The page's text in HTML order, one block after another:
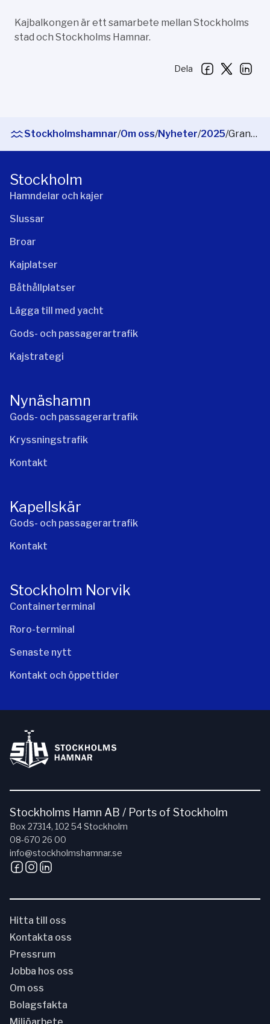
Kajbalkongen är ett samarbete mellan Stockholms
stad och Stockholms Hamnar.
Dela
Stockholmshamnar/Om oss/Nyheter/2025/ Granar blir lekplats för fiskar
Stockholm
Hamndelar och kajer
Slussar
Broar
Kajplatser
Båthållplatser
Lägga till med yacht
Gods- och passagerartrafik
Kajstrategi
Nynäshamn
Gods- och passagerartrafik
Kryssningstrafik
Kontakt
Kapellskär
Gods- och passagerartrafik
Kontakt
Stockholm Norvik
Containerterminal
Roro-terminal
Senaste nytt
Kontakt och öppettider
Stockholms Hamn AB / Ports of Stockholm
Box 27314, 102 54 Stockholm
08-670 26 00
info@stockholmshamnar.se
Hitta till oss
Kontakta oss
Pressrum
Jobba hos oss
Om oss
Bolagsfakta